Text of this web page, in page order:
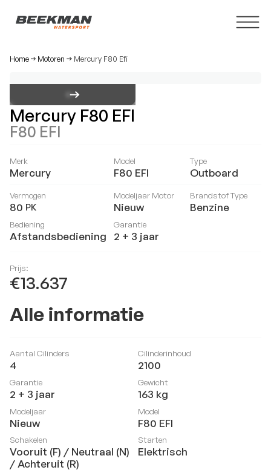
Home Motoren Mercury F80 Efi
Mercury F80 EFI
F80 EFI
Merk
Mercury
Model
F80 EFI
Type
Outboard
Vermogen
80 PK
Modeljaar Motor
Nieuw
Brandstof Type
Benzine
Bediening
Afstandsbediening
Garantie
2 + 3 jaar
Prijs:
€13.637
Alle informatie
Aantal Cilinders
4
Cilinderinhoud
2100
Garantie
2 + 3 jaar
Gewicht
163 kg
Modeljaar
Nieuw
Model
F80 EFI
Schakelen
Vooruit (F) / Neutraal (N)
/ Achteruit (R)
Starten
Elektrisch